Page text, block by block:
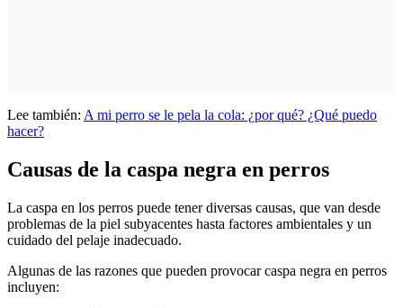
Lee también: A mi perro se le pela la cola: ¿por qué? ¿Qué puedo
hacer?
Causas de la caspa negra en perros
La caspa en los perros puede tener diversas causas, que van desde
problemas de la piel subyacentes hasta factores ambientales y un
cuidado del pelaje inadecuado.
Algunas de las razones que pueden provocar caspa negra en perros
incluyen: